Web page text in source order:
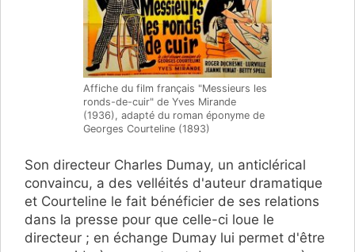
Affiche du film français "Messieurs les
ronds-de-cuir" de Yves Mirande
(1936), adapté du roman éponyme de
Georges Courteline (1893)
Son directeur Charles Dumay, un anticlérical
convaincu, a des velléités d'auteur dramatique
et Courteline le fait bénéficier de ses relations
dans la presse pour que celle-ci loue le
directeur ; en échange Dumay lui permet d'être